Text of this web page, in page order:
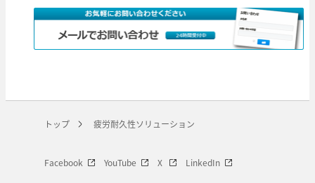
トップ 疲労耐久性ソリューション
Facebook YouTube X LinkedIn